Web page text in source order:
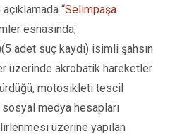
“Selimpaşa
esnasında;
adet suç kaydı) isimli şahsın
üzerinde akrobatik hareketler
motosikleti tescil
sosyal medya hesapları
üzerine yapılan